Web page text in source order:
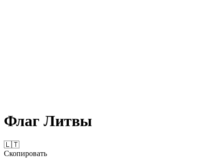
Флаг Литвы
🇱🇹
Скопировать